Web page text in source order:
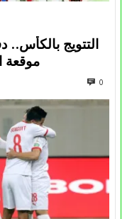
التتويج بالكأس..
موقعة
0